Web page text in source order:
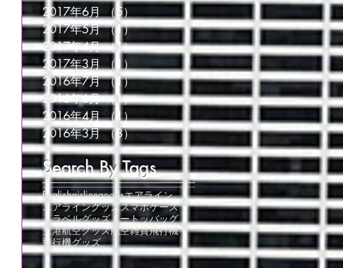
2017年6月
（5）
5件の記事
2017年5月 （1）1件の記事
2017年4月 （1）1件の記事
2017年3月 （1）
1件の記事
2016年7月 （1）1件の記事
2016年6月 （1）1件の記事
2016年4月 （1）1件の記事
2016年3月 （3）3件の記事
Search By Tags
Englishairlinegoodsエアライン
エアライングッズスマホケース
トラベルグッズトートッバッグ
空港航空グッズ航空雑貨飛行機
飛行機グッズ